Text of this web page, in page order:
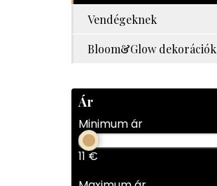
Vendégeknek
Bloom&Glow dekorációk
Ár
Minimum ár
11€